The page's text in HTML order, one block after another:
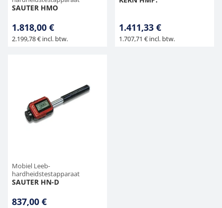
SAUTER HMO
1.818,00 €
2.199,78 € incl. btw.
1.411,33 €
1.707,71 € incl. btw.
Mobiel Leeb-
hardheidstestapparaat
SAUTER HN-D
837,00 €